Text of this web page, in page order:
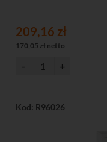
209,16 zł
170,05 zł netto
Kod: R96026